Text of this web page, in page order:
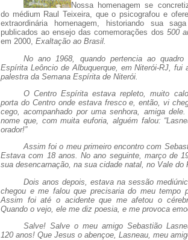
Nossa homenagem se
do médium Raul Teixeira, que o psicografou e
extraordinária homenagem, historiando sua
publicados ao ensejo das comemorações dos 500
em 2000, Exaltação ao Brasil.
No ano 1968, quando pertencia ao quadro
Espírita Leôncio de Albuquerque, em Niterói-RJ, fui
palestra da Semana Espírita de Niterói.
O Centro Espírita estava repleto, muito
porta do Centro onde estava fresco e, então, vi
cego, acompanhado por uma senhora, amiga dele.
nome que, com muita euforia, alguém falou:
orador!”
Assim foi o meu primeiro encontro com
Estava com 18 anos. No ano seguinte, março de
sua desencarnação, na sua cidade natal, no Vale do
Dois anos depois, estava na sessão
chegou e me falou que precisaria do meu tempo
Assim foi até o acidente que me afetou o
Quando o vejo, ele me diz poesia, e me provoca
Salve! Salve o meu amigo Sebastião
120 anos! Que Jesus o abençoe, Lasneau, meu